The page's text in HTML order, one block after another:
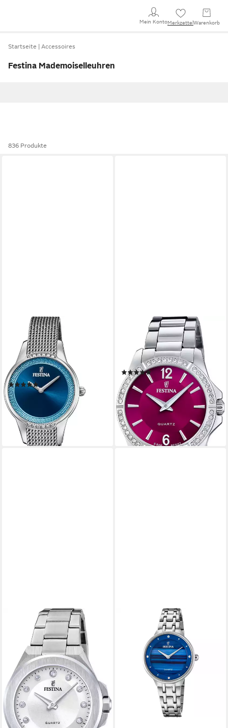
Mein KontoMerkzettel Warenkorb
Startseite Accessoires
Festina Mademoiselleuhren
836 Produkte
FESTINA
Quarzuhr Mademoiselle
F20494/2, Armbanduhr,
Damenuhr, Edelstahlarmband,
Ø 30 mm
(16)
ab 88,11 € UVP99,00 €
-11%
lieferbar - in 2-3 Werktagen bei dir
Quarzuhr Mademoiselle
F20593/2, Armbanduhr,
Damenuhr, Edelstahlarmband
(4)
ab 114,81 € UVP 129,00 €
-11%
lieferbar - in 2-3 Werktagen bei dir